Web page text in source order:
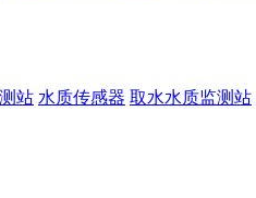
站 水质传感器 取水水质监测站